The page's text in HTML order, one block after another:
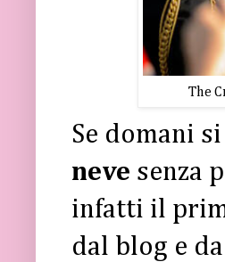
The
Se domani
neve senza
infatti il
dal blog e